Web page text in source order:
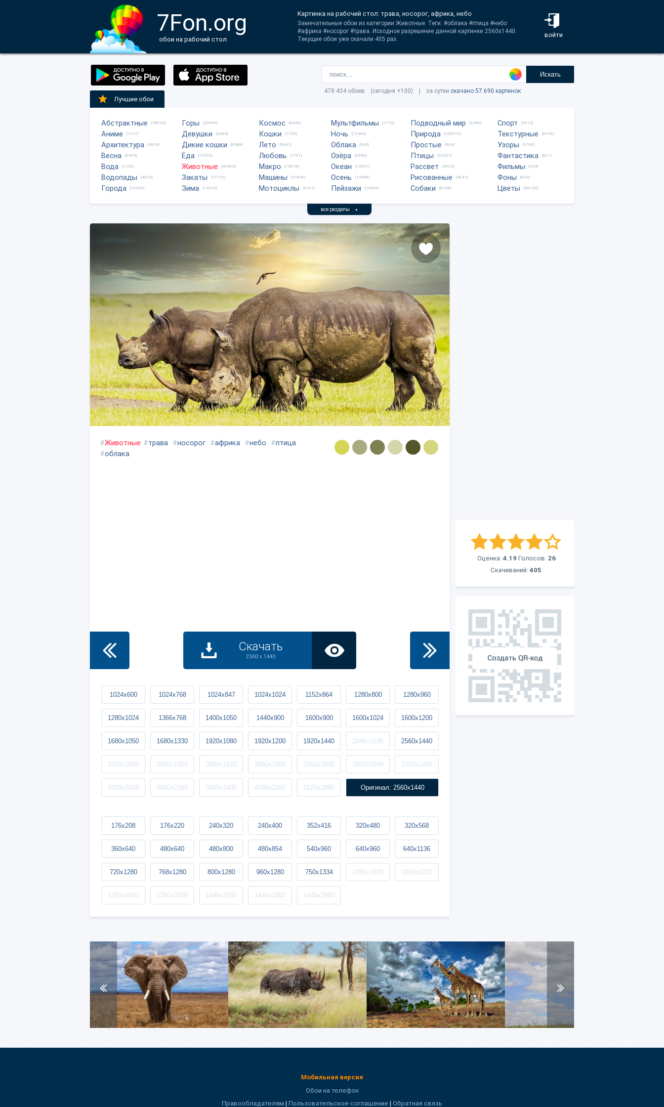
7Fon.org
обои на рабочий стол
войти
Картинка на рабочий стол: трава, носорог, африка, небо
Замечательные обои из категории Животные. Теги: #облака #птица #небо
#африка #носорог #трава. Исходное разрешение данной картинки 2560x1440.
Текущие обои уже скачали 405 раз.
Искать
478.434 обоев (сегодня +100) | за сутки скачано 57.690 картинок
Лучшие обои
Абстрактные (18023)
Аниме (1217)
Архитектура (2816)
Весна (6474)
Вода (1335)
Водопады (4623)
Города (15296)
Горы (20699)
Девушки (2684)
Дикие кошки (6488)
Еда (13702)
Животные (49463)
Закаты (17732)
Зима (13510)
Космос (6006)
Кошки (7730)
Лето (9661)
Любовь (1791)
Макро (12618)
Машины (37845)
Мотоциклы (3701)
Мультфильмы (1176)
Ночь (12406)
Облака (945)
Озёра (6990)
Океан (13537)
Осень (14458)
Пейзажи (24566)
Подводный мир (2280)
Природа (105915)
Простые (904)
Птицы (10201)
Рассвет (4533)
Рисованные (4041)
Собаки (8758)
Спорт (1815)
Текстурные (6376)
Узоры (3760)
Фантастика (821)
Фильмы (334)
Фоны (604)
Цветы (28135)
все разделы ▼
Оценка: 4.19 Голосов: 26
Скачиваний: 405
#Животные #трава #носорог #африка #небо #птица
#облака
Скачать
2560 x 1440
1024x600 1024x768 1024x847 1024x1024 1152x864 1280x800 1280x960
1280x1024 1366x768 1400x1050 1440x900 1600x900 1600x1024 1600x1200
1680x1050 1680x1330 1920x1080 1920x1200 1920x1440 2048x1536 2560x1440
2560x1600 2560x1920 2880x1620 2880x1800 2560x2048 3200x2048 3200x2400
3280x2048 3840x2160 3840x2400 4096x2160 5120x2880 Оригинал: 2560x1440
176x208 176x220 240x320 240x400 352x416 320x480 320x568
360x640 480x640 480x800 480x854 540x960 640x960 640x1136
720x1280 768x1280 800x1280 960x1280 750x1334 1080x1920 1080x2220
1280x2560 1350x2400 1440x2560 1440x2880 1440x2960
Мобильная версия
Обои на телефон
Правообладателям|Пользовательское соглашение|Обратная связь